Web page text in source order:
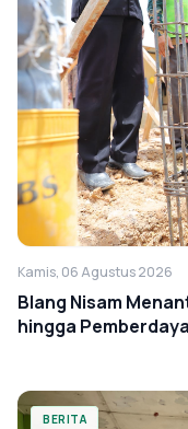
Kamis, 06 Agustus 2026
Blang Nisam
hingga
BERITA